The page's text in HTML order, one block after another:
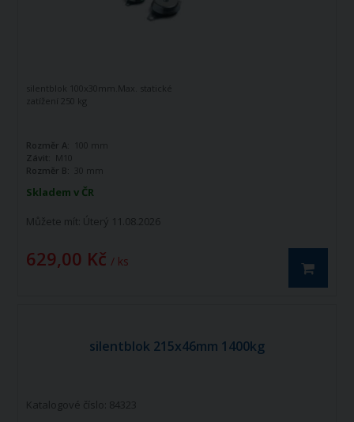
Skladem v ČR
Můžete mít: Úterý 11.08.2026
629,00 Kč / ks
silentblok 100x30mm.Max. statické
zatížení 250 kg
Rozměr A:
100 mm
Závit: M10
Rozměr B:
30 mm
silentblok 215x46mm 1400kg
Katalogové číslo: 84323